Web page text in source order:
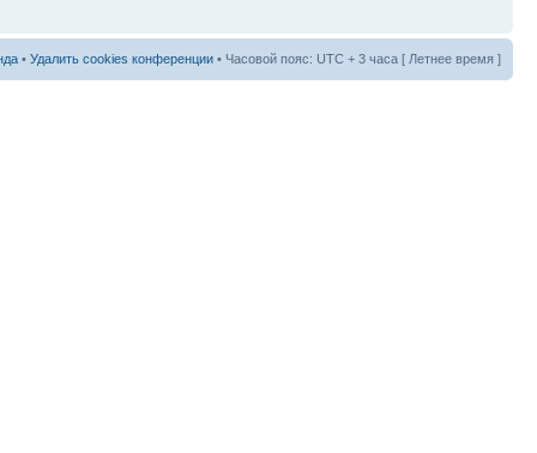
• Удалить cookies конференции • Часовой пояс: UTC + 3 часа [ Летнее время ]